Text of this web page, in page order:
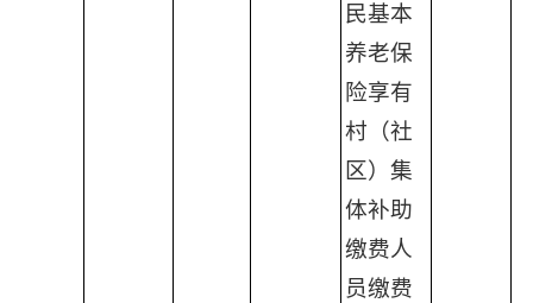
民基本
养老保
险享有
村（社
区）集
体补助
缴费人
员缴费